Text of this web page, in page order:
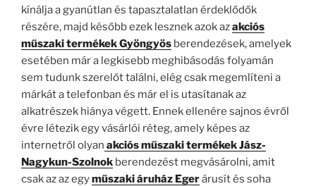
kínálja a gyanútlan és tapasztalatlan érdeklődők
részére, majd később ezek lesznek azok azakciós
műszaki termékek Gyöngyös berendezések, amelyek
esetében már a legkisebb meghibásodás folyamán
sem tudunk szerelőt találni, elég csak megemlíteni a
márkát a telefonban és már el is utasítanak az
alkatrészek hiánya végett. Ennek ellenére sajnos évről
évre létezik egy vásárlói réteg, amely képes az
internetről olyan akciós műszaki termékek Jász-
Nagykun-Szolnok berendezést megvásárolni, amit
csak az az egyműszaki áruház Egerárusít és soha